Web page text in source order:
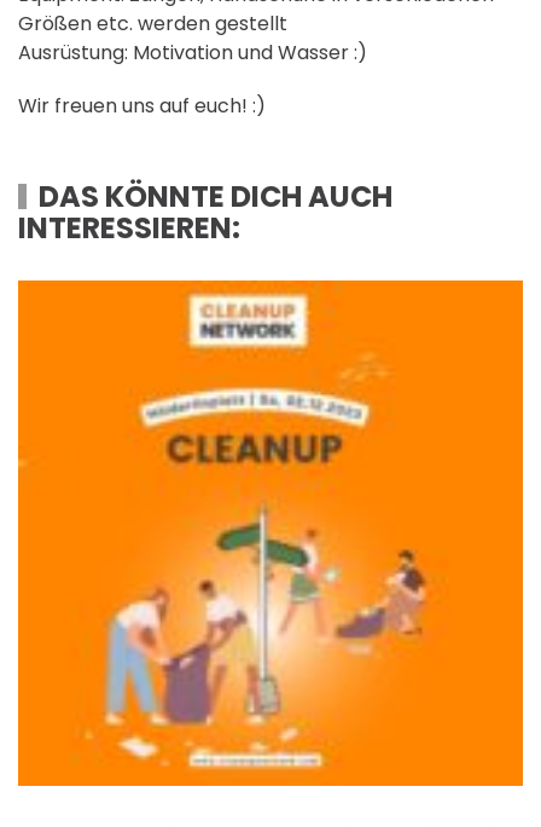
Größen etc. werden gestellt
Ausrüstung: Motivation und Wasser :)
Wir freuen uns auf euch! :)
DAS KÖNNTE DICH AUCH
INTERESSIEREN: